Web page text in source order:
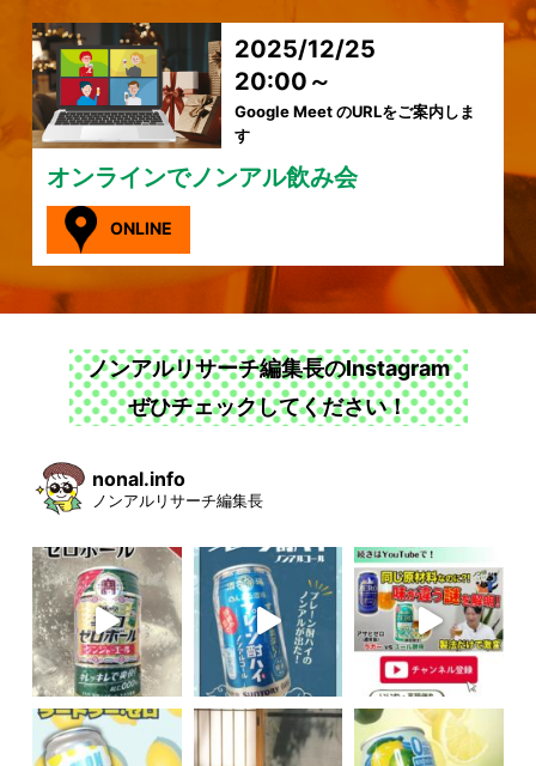
2025/12/25
20:00～
Google Meet のURLをご案内しま
す
オンラインでノンアル飲み会
ONLINE
ノンアルリサーチ編集長のInstagram
ぜひチェックしてください！
nonal.info
ノンアルリサーチ編集長